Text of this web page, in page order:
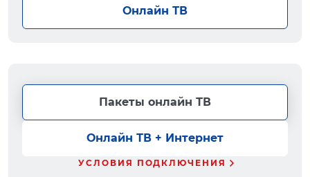
Онлайн ТВ
Пакеты онлайн ТВ
Онлайн ТВ + Интернет
УСЛОВИЯ ПОДКЛЮЧЕНИЯ